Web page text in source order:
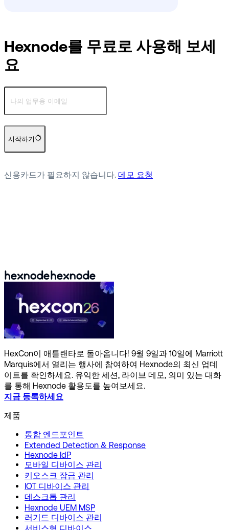
Hexnode를 무료로 사용해 보세
요
시작하기
신용카드가 필요하지 않습니다. 데모 요청
HexCon이 애틀랜타로 돌아옵니다! 9월 9일과 10일에 Marriott
Marquis에서 열리는 행사에 참여하여 Hexnode의 최신 업데
이트를 확인하세요. 유익한 세션, 라이브 데모, 의미 있는 대화
를 통해 Hexnode 활용도를 높여보세요.
지금 등록하세요
제품
통합 엔드포인트
Extended Detection & Response
Hexnode IdP
모바일 디바이스 관리
키오스크 잠금 관리
IOT 디바이스 관리
데스크톱 관리
Hexnode UEM MSP
러기드 디바이스 관리
서비스형 디바이스